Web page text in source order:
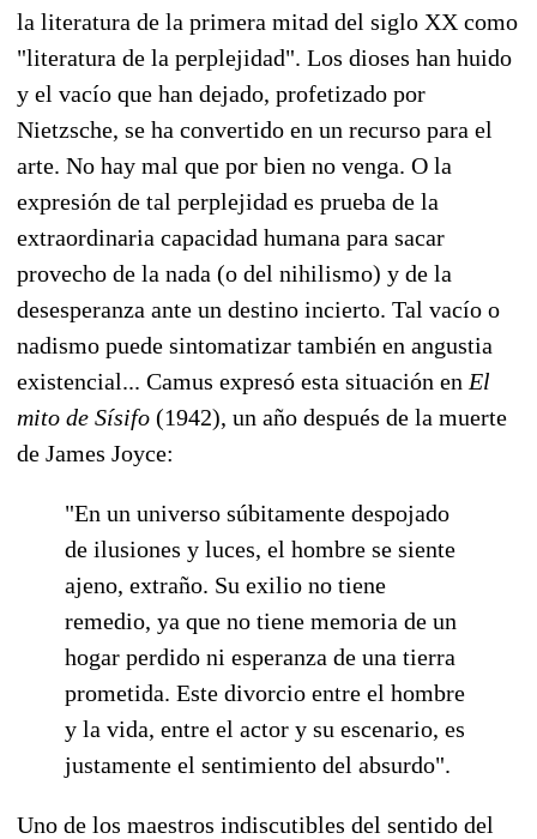
la literatura de la primera mitad del siglo XX como
"literatura de la perplejidad". Los dioses han huido
y el vacío que han dejado, profetizado por
Nietzsche, se ha convertido en un recurso para el
arte. No hay mal que por bien no venga. O la
expresión de tal perplejidad es prueba de la
extraordinaria capacidad humana para sacar
provecho de la nada (o del nihilismo) y de la
desesperanza ante un destino incierto. Tal vacío o
nadismo puede sintomatizar también en angustia
existencial... Camus expresó esta situación en El
mito de Sísifo (1942), un año después de la muerte
de James Joyce:
"En un universo súbitamente despojado
de ilusiones y luces, el hombre se siente
ajeno, extraño. Su exilio no tiene
remedio, ya que no tiene memoria de un
hogar perdido ni esperanza de una tierra
prometida. Este divorcio entre el hombre
y la vida, entre el actor y su escenario, es
justamente el sentimiento del absurdo".
Uno de los maestros indiscutibles del sentido del